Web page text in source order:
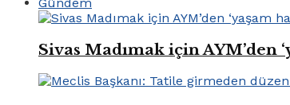
Sivas Madımak için AYM’den